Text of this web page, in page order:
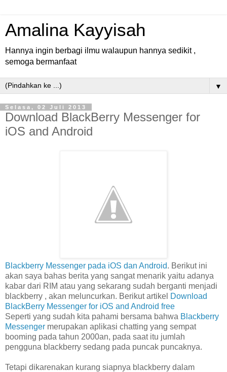
Amalina Kayyisah
Hannya ingin berbagi ilmu walaupun hannya sedikit ,
semoga bermanfaat
▼
Selasa, 02 Juli 2013
Download BlackBerry Messenger for
iOS and Android
Blackberry Messenger pada iOS dan Android. Berikut ini
akan saya bahas berita yang sangat menarik yaitu adanya
kabar dari RIM atau yang sekarang sudah berganti menjadi
blackberry , akan meluncurkan. Berikut artikel Download
BlackBerry Messenger for iOS and Android free
Seperti yang sudah kita pahami bersama bahwa Blackberry
Messenger merupakan aplikasi chatting yang sempat
booming pada tahun 2000an, pada saat itu jumlah
pengguna blackberry sedang pada puncak puncaknya.
Tetapi dikarenakan kurang siapnya blackberry dalam